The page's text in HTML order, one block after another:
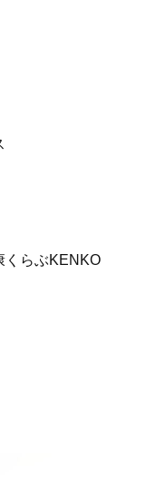
くらぶKENKO